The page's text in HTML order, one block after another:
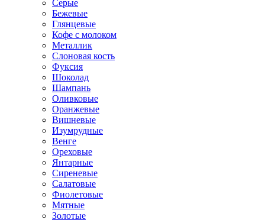
Серые
Бежевые
Глянцевые
Кофе с молоком
Металлик
Слоновая кость
Фуксия
Шоколад
Шампань
Оливковые
Оранжевые
Вишневые
Изумрудные
Венге
Ореховые
Янтарные
Сиреневые
Салатовые
Фиолетовые
Мятные
Золотые